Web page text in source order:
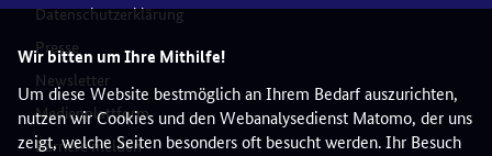
Wir bitten um Ihre Mithilfe!
Um diese Website bestmöglich an Ihrem Bedarf auszurichten,
nutzen wir Cookies und den Webanalysedienst Matomo, der uns
zeigt, welche Seiten besonders oft besucht werden. Ihr Besuch
Datenschutzerklärung
Presse
Newsletter
Medienplattform
Barriere melden